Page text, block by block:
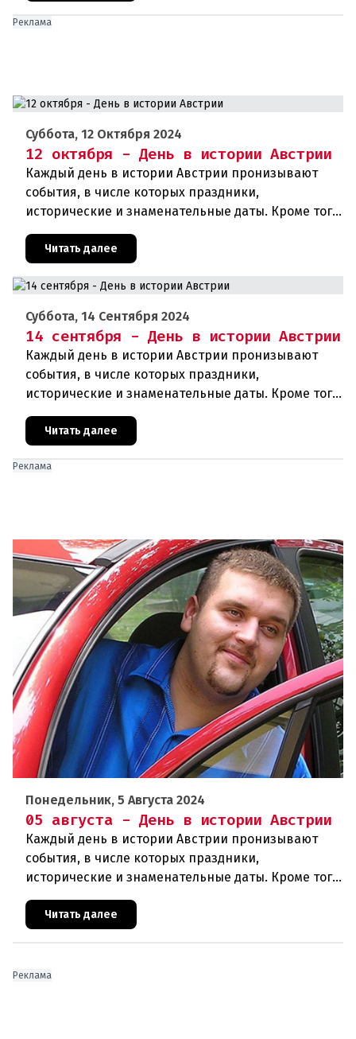
Реклама
Суббота, 12 Октября 2024
12 октября - День в истории Австрии
Каждый день в истории Австрии пронизывают
события, в числе которых праздники,
исторические и знаменательные даты. Кроме того,
дни рождения различных деятелей страны, а
также дни их смерти. Что же прои
Читать далее
Суббота, 14 Сентября 2024
14 сентября - День в истории Австрии
Каждый день в истории Австрии пронизывают
события, в числе которых праздники,
исторические и знаменательные даты. Кроме того
дни рождения различных деятелей Австрии, а
также дни их смерти. Что же прои
Читать далее
Реклама
Понедельник, 5 Августа 2024
05 августа - День в истории Австрии
Каждый день в истории Австрии пронизывают
события, в числе которых праздники,
исторические и знаменательные даты. Кроме того
дни рождения различных деятелей страны, а
также дни их смерти. Что же произ
Читать далее
Реклама